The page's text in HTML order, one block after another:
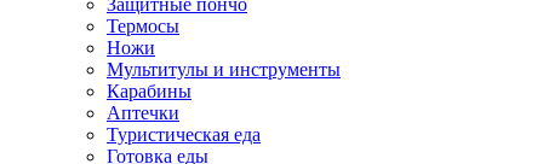
Защитные пончо
Термосы
Ножи
Мультитулы и инструменты
Карабины
Аптечки
Туристическая еда
Готовка еды